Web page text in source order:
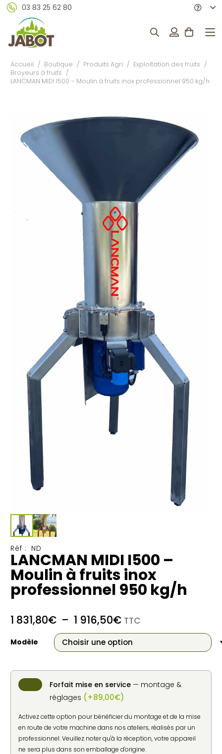
03 83 25 62 80
Accueil / Boutique / Produits Agri / Exploitation des fruits /
Broyeurs à fruits /
LANCMAN MIDI I500 – Moulin à fruits inox professionnel 950 kg/h
Réf : ND
LANCMAN MIDI I500 –
Moulin à fruits inox
professionnel 950 kg/h
1 831,80€ – 1 916,50€Plage
de
prix :
1
à
1
916,50€
TTC
Modèle
Forfait mise en service — montage &
réglages (+89,00€)
Activez cette option pour bénéficier du montage et de la mise
en route de votre machine dans nos ateliers, réalisés par un
professionnel. Veuillez noter qu'à la réception, votre appareil
ne sera plus dans son emballage d'origine.